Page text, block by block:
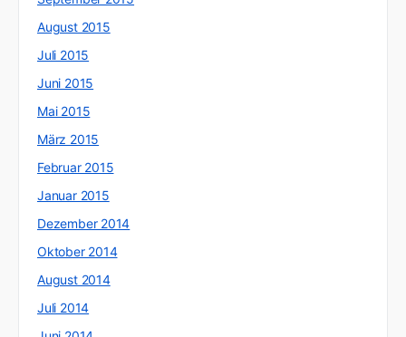
August 2015
Juli 2015
Juni 2015
Mai 2015
März 2015
Februar 2015
Januar 2015
Dezember 2014
Oktober 2014
August 2014
Juli 2014